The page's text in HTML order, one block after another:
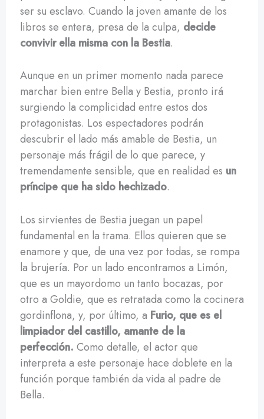
ser su esclavo. Cuando la joven amante de los
libros se entera, presa de la culpa, decide
convivir ella misma con la Bestia.
Aunque en un primer momento nada parece
marchar bien entre Bella y Bestia, pronto irá
surgiendo la complicidad entre estos dos
protagonistas. Los espectadores podrán
descubrir el lado más amable de Bestia, un
personaje más frágil de lo que parece, y
tremendamente sensible, que en realidad es un
príncipe que ha sido hechizado.
Los sirvientes de Bestia juegan un papel
fundamental en la trama. Ellos quieren que se
enamore y que, de una vez por todas, se rompa
la brujería. Por un lado encontramos a Limón,
que es un mayordomo un tanto bocazas, por
otro a Goldie, que es retratada como la cocinera
gordinflona, y, por último, a Furio, que es el
limpiador del castillo, amante de la
perfección. Como detalle, el actor que
interpreta a este personaje hace doblete en la
función porque también da vida al padre de
Bella.